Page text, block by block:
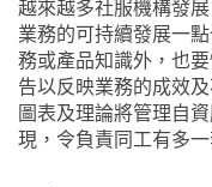
越來越多社服機構發
業務的可持續發展一
務或產品知識外，也
告以反映業務的成效
圖表及理論將管理自
現，令負責同工有多